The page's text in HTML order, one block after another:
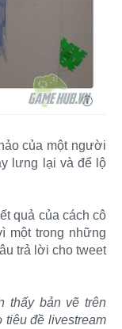
của một người
lưng lại và để lộ
quả của cách cô
một trong những
trả lời cho tweet
thấy bản vẽ trên
tiêu đề livestream